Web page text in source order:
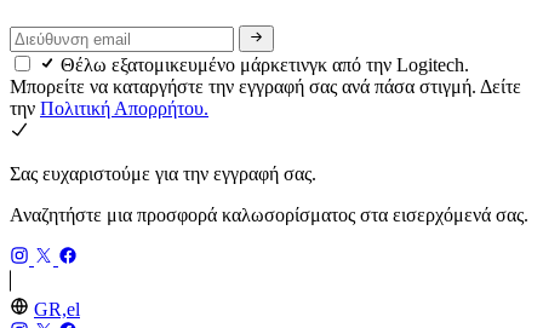
Θέλω εξατομικευμένο μάρκετινγκ από την Logitech.
Μπορείτε να καταργήστε την εγγραφή σας ανά πάσα στιγμή. Δείτε
την Πολιτική Απορρήτου.
Σας ευχαριστούμε για την εγγραφή σας.
Αναζητήστε μια προσφορά καλωσορίσματος στα εισερχόμενά σας.
GR,el